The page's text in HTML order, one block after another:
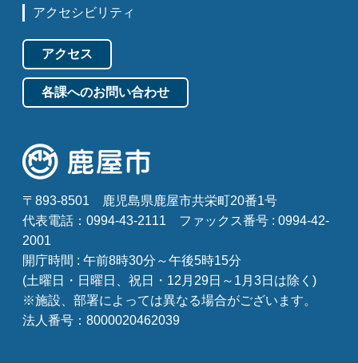
アクセシビリティ
アクセス
各課へのお問い合わせ
〒893-8501
鹿児島県鹿屋市共栄町20番1号
代表電話：0994-43-2111
ファックス番号 : 0994-42-
2001
開庁時間 : 午前8時30分～午後5時15分
(土曜日・日曜日、祝日・12月29日～1月3日は除く)
※施設、部署によっては異なる場合がございます。
法人番号：8000020462039